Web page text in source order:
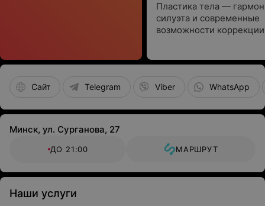
Пластика тела —
силуэта и современные
возможности коррекции
Сайт Telegram Viber WhatsApp
Минск, ул. Сурганова, 27
ДО 21:00 МАРШРУТ
Наши услуги